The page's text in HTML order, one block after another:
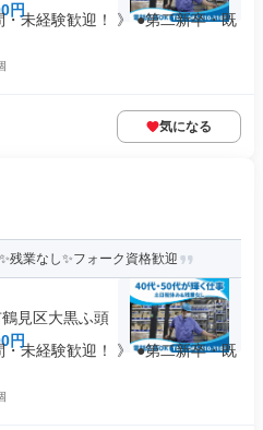
円
未経験歓迎！ 》 ●第二新卒・既
気になる
残業なし✨フォーク資格歓迎
見区大黒ふ頭
円
未経験歓迎！ 》 ●第二新卒・既